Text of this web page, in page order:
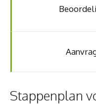
Stappenplan